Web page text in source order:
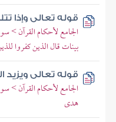
قوله تعالى وإذا
الجامع لأحكام القرآن >
بينات قال الذين كفروا
قوله تعالى ويزيد
الجامع لأحكام القرآن >
هدى